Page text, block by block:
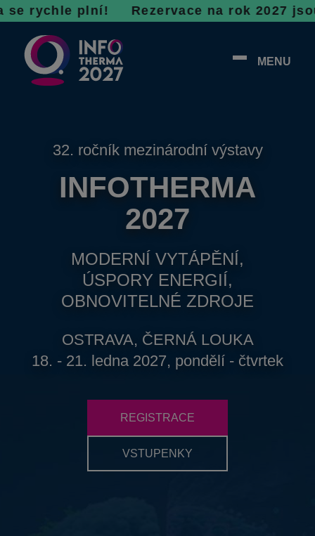
plní! R ezervace na rok 2027 jsou v
MENU
32. ročník mezinárodní výstavy
INFOTHERMA
2027
MODERNÍ VYTÁPĚNÍ,
ÚSPORY ENERGIÍ,
OBNOVITELNÉ ZDROJE
OSTRAVA, ČERNÁ LOUKA
18. - 21. ledna 2027, pondělí - čtvrtek
REGISTRACE
VSTUPENKY